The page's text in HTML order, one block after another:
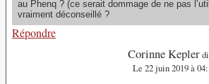
au Phenq ? (ce serait dommage de ne pas
vraiment déconseillé ?
Répondre
Corinne Kepler
Le 22 juin 2019 à